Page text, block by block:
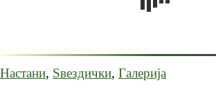
Настани, Ѕвездички, Галерија